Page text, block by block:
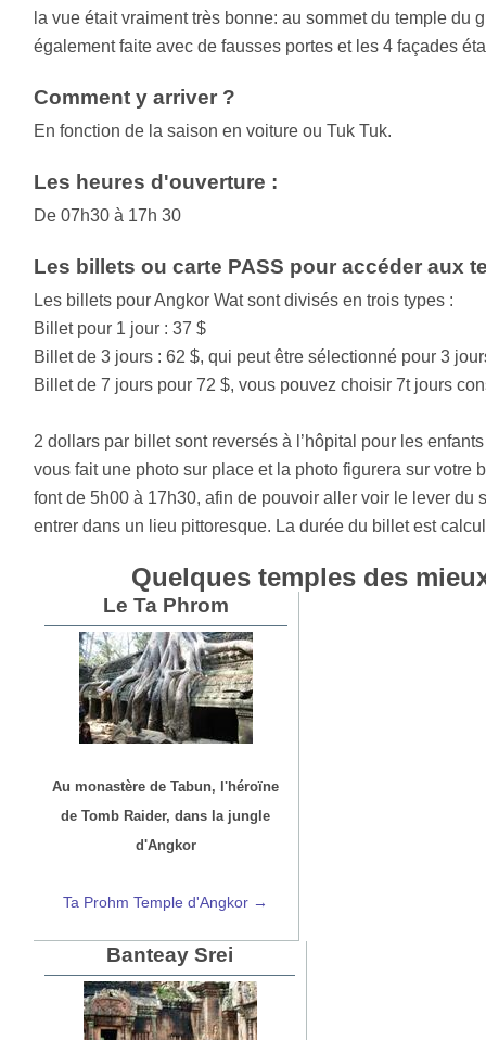
la vue était vraiment très bonne: au sommet du temple du
également faite avec de fausses portes et les 4 façades
Comment y arriver ?
En fonction de la saison en voiture ou Tuk Tuk.
Les heures d'ouverture :
De 07h30 à 17h 30
Les billets ou carte PASS pour accéder aux
Les billets pour Angkor Wat sont divisés en trois types :
Billet pour 1 jour : 37 $
Billet de 3 jours : 62 $, qui peut être sélectionné pour 3
Billet de 7 jours pour 72 $, vous pouvez choisir 7t jours
2 dollars par billet sont reversés à l’hôpital pour les
vous fait une photo sur place et la photo figurera sur votre
font de 5h00 à 17h30, afin de pouvoir aller voir le lever
entrer dans un lieu pittoresque. La durée du billet est
Quelques temples des
Le Ta Phrom
Au monastère de Tabun, l'héroïne
de Tomb Raider, dans la jungle
d'Angkor
Ta Prohm Temple d'Angkor →
Banteay Srei